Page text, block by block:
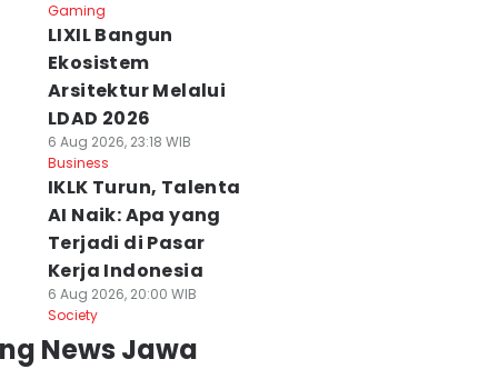
Gaming
LIXIL Bangun
Ekosistem
Arsitektur Melalui
LDAD 2026
6 Aug 2026, 23:18 WIB
Business
IKLK Turun, Talenta
AI Naik: Apa yang
Terjadi di Pasar
Kerja Indonesia
6 Aug 2026, 20:00 WIB
Society
News Jawa